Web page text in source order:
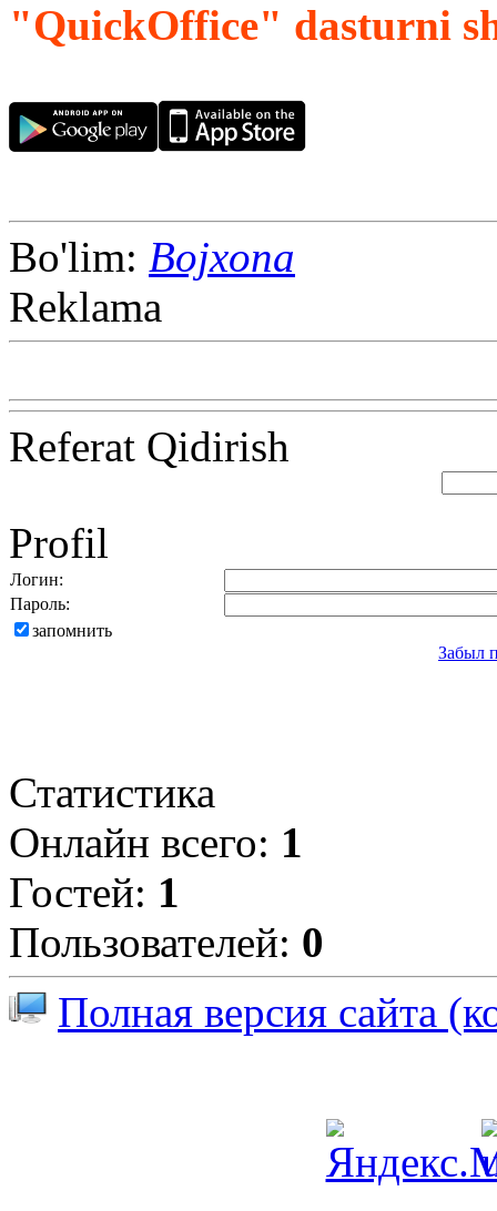
"QuickOffice" dasturni
Bo'lim: Bojxona
Reklama
Referat Qidirish
Profil
Логин:
Пароль:
запомнить
Забыл
Статистика
Онлайн всего: 1
Гостей: 1
Пользователей: 0
Полная версия сайта